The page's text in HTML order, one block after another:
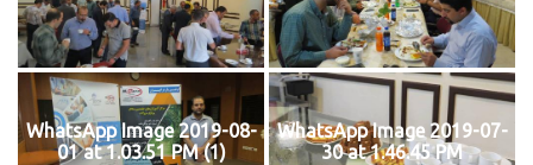
WhatsApp Image 2019-07-
30 at 1.46.45 PM
WhatsApp Image 2019-08-
01 at 1.03.51 PM (1)